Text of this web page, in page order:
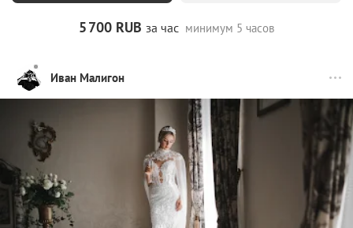
5700 RUBза час минимум 5 часов
Иван Малигон